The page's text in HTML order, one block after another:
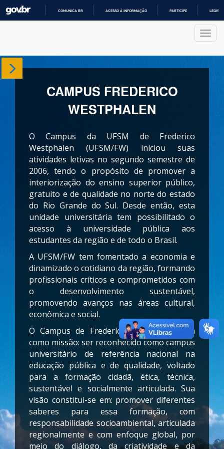
COMUNICA BR ACESSO À INFORMAÇÃO PARTICIPE
Sobre
Departamentos
Produções
Projetos
CAMPUS FREDERICO
WESTPHALEN
O Campus da UFSM de Frederico
Westphalen (UFSM/FW) iniciou suas
atividades letivas no segundo semestre de
2006, tendo o propósito de promover a
interiorização do ensino superior público,
gratuito e de qualidade no norte do estado
do Rio Grande do Sul. Desde então, esta
unidade universitária tem possibilitado o
acesso à universidade pública aos
estudantes da região e de todo o Brasil.
A UFSM/FW tem fomentado a economia e
dinamizado o cotidiano da região, formando
profissionais críticos e comprometidos com
o desenvolvimento sustentável,
promovendo avanços nas áreas cultural,
econômica e social.
O Campus de Frederico Westphalen tem
como missão: ser reconhecido como campus
universitário de referência nacional na
educação pública e de qualidade, voltado
para a formação cidadã, ética, técnica,
sustentável e socialmente articulada. Sua
visão constitui-se em: promover diferentes
saberes para essa formação, com
responsabilidade socioambiental, articulada
regionalmente e com enfoque global, por
meio do diálogo, da criatividade e da